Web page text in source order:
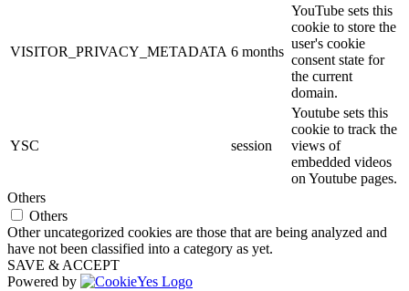
VISITOR_PRIVACY_METADATA 6 months
YouTube sets this
cookie to store the
user's cookie
consent state for
the current
domain.
YSC session
Youtube sets this
cookie to track the
views of
embedded videos
on Youtube pages.
Others
Others
Other uncategorized cookies are those that are being analyzed and
have not been classified into a category as yet.
SAVE & ACCEPT
Powered by